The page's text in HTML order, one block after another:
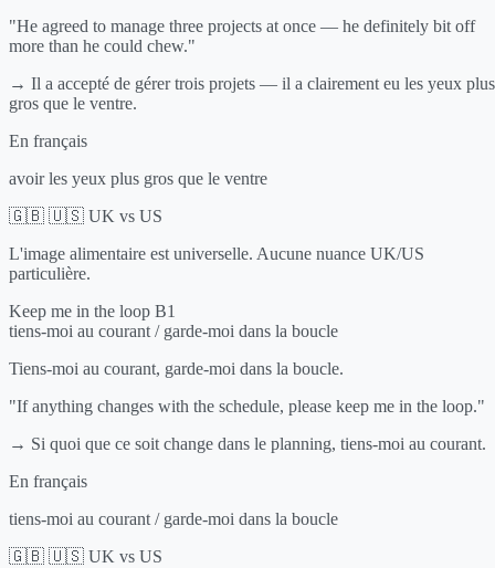
"He agreed to manage three projects at once — he definitely bit off
more than he could chew."
→ Il a accepté de gérer trois projets — il a clairement eu les yeux plus
gros que le ventre.
En français
avoir les yeux plus gros que le ventre
🇬🇧 🇺🇸 UK vs US
L'image alimentaire est universelle. Aucune nuance UK/US
particulière.
Keep me in the loop B1
tiens-moi au courant / garde-moi dans la boucle
Tiens-moi au courant, garde-moi dans la boucle.
"If anything changes with the schedule, please keep me in the loop."
→ Si quoi que ce soit change dans le planning, tiens-moi au courant.
En français
tiens-moi au courant / garde-moi dans la boucle
🇬🇧 🇺🇸 UK vs US